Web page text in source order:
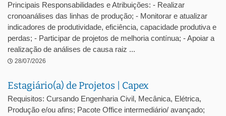
Principais Responsabilidades e Atribuições: - Realizar
cronoanálises das linhas de produção; - Monitorar e atualizar
indicadores de produtividade, eficiência, capacidade produtiva e
perdas; - Participar de projetos de melhoria contínua; - Apoiar a
realização de análises de causa raiz ...
28/07/2026
Estagiário(a) de Projetos | Capex
Requisitos: Cursando Engenharia Civil, Mecânica, Elétrica,
Produção e/ou afins; Pacote Office intermediário/ avançado;